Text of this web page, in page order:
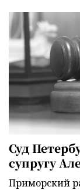
Суд
супругу
Приморский